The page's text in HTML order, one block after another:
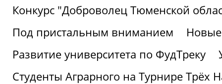
Конкурс "Доброволец Тюменской
Под пристальным вниманием
Развитие университета по ФудТреку
Студенты Аграрного на Турнире Трёх